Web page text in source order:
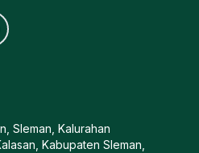
Sleman, Kalurahan
Kabupaten Sleman,